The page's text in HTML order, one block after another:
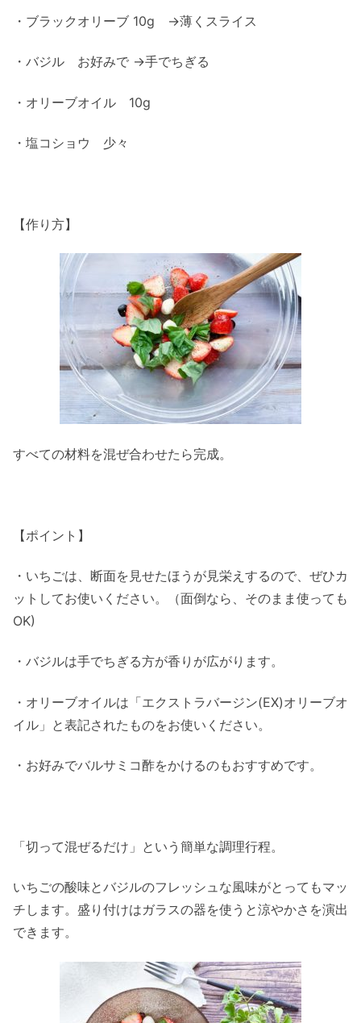
・ブラックオリーブ 10g →薄くスライス
・バジル お好みで →手でちぎる
・オリーブオイル 10g
・塩コショウ 少々
【作り方】
すべての材料を混ぜ合わせたら完成。
【ポイント】
・いちごは、断面を見せたほうが見栄えするので、ぜひカ
ットしてお使いください。（面倒なら、そのまま使っても
OK)
・バジルは手でちぎる方が香りが広がります。
・オリーブオイルは「エクストラバージン(EX)オリーブオ
イル」と表記されたものをお使いください。
・お好みでバルサミコ酢をかけるのもおすすめです。
「切って混ぜるだけ」という簡単な調理行程。
いちごの酸味とバジルのフレッシュな風味がとってもマッ
チします。盛り付けはガラスの器を使うと涼やかさを演出
できます。